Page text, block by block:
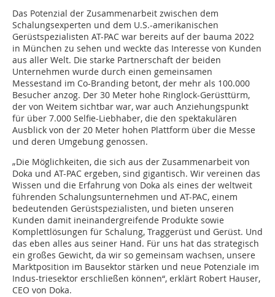
Das Potenzial der Zusammenarbeit zwischen dem
Schalungsexperten und dem U.S.-amerikanischen
Gerüstspezialisten AT-PAC war bereits auf der bauma 2022
in München zu sehen und weckte das Interesse von Kunden
aus aller Welt. Die starke Partnerschaft der beiden
Unternehmen wurde durch einen gemeinsamen
Messestand im Co-Branding betont, der mehr als 100.000
Besucher anzog. Der 30 Meter hohe Ringlock-Gerüsttürm,
der von Weitem sichtbar war, war auch Anziehungspunkt
für über 7.000 Selfie-Liebhaber, die den spektakulären
Ausblick von der 20 Meter hohen Plattform über die Messe
und deren Umgebung genossen.
„Die Möglichkeiten, die sich aus der Zusammenarbeit von
Doka und AT-PAC ergeben, sind gigantisch. Wir vereinen das
Wissen und die Erfahrung von Doka als eines der weltweit
führenden Schalungsunternehmen und AT-PAC, einem
bedeutenden Gerüstspezialisten, und bieten unseren
Kunden damit ineinandergreifende Produkte sowie
Komplettlösungen für Schalung, Traggerüst und Gerüst. Und
das eben alles aus seiner Hand. Für uns hat das strategisch
ein großes Gewicht, da wir so gemeinsam wachsen, unsere
Marktposition im Bausektor stärken und neue Potenziale im
Indus-triesektor erschließen können“, erklärt Robert Hauser,
CEO von Doka.